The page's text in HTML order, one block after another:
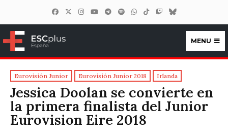
ESCplus España
MENU
Eurovisión Junior Eurovisión Junior 2018 Irlanda
Jessica Doolan se convierte en
la primera finalista del Junior
Eurovision Eire 2018